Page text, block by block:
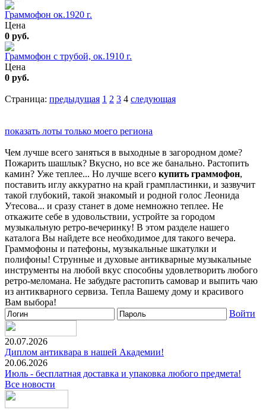
Граммофон ок.1920 г.
Цена
0 руб.
Граммофон с трубой, ок.1910 г.
Цена
0 руб.
Страница: предыдущая 1 2 3 4 следующая
показать лоты только моего региона
Чем лучше всего заняться в выходные в загородном доме?
Пожарить шашлык? Вкусно, но все же банально. Растопить
камин? Уже теплее... Но лучше всего купить граммофон,
поставить иглу аккуратно на край грампластинки, и зазвучит
такой глубокий, такой знакомый и родной голос Леонида
Утесова... и сразу станет в доме немножно теплее. Не
откажите себе в удовольствии, устройте за городом
музыкальную ретро-вечеринку! В этом разделе нашего
каталога Вы найдете все необходимое для такого вечера.
Граммофоны и патефоны, музыкальные шкатулки и
полифоны! Струнные и духовые антикварные музыкальные
инструменты на любой вкус способны удовлетворить любого
ретро-меломана. Не забудьте растопить самовар и выпить чаю
из антикварного сервиза. Тепла Вашему дому и красивого
Вам выбора!
Войти
20.07.2026
Диплом антиквара в нашей Академии!
20.06.2026
Июль - бесплатная доставка и упаковка любого предмета!
Все новости